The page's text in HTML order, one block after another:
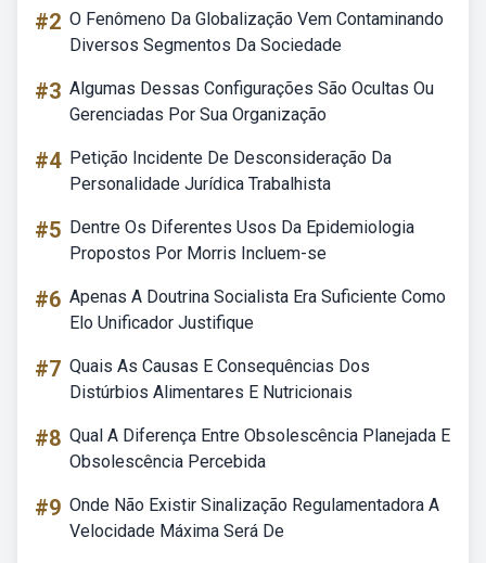
#2 O Fenômeno Da Globalização Vem Contaminando
Diversos Segmentos Da Sociedade
#3 Algumas Dessas Configurações São Ocultas Ou
Gerenciadas Por Sua Organização
#4 Petição Incidente De Desconsideração Da
Personalidade Jurídica Trabalhista
#5 Dentre Os Diferentes Usos Da Epidemiologia
Propostos Por Morris Incluem-se
#6 Apenas A Doutrina Socialista Era Suficiente Como
Elo Unificador Justifique
#7 Quais As Causas E Consequências Dos
Distúrbios Alimentares E Nutricionais
#8 Qual A Diferença Entre Obsolescência Planejada E
Obsolescência Percebida
#9 Onde Não Existir Sinalização Regulamentadora A
Velocidade Máxima Será De